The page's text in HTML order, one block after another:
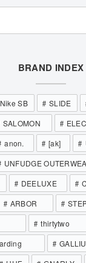
BRAND INDEX
Nike SB SLIDE
SALOMON
anon. [ak]
UNFUDGE
DEELUXE
ARBOR
thirtytwo